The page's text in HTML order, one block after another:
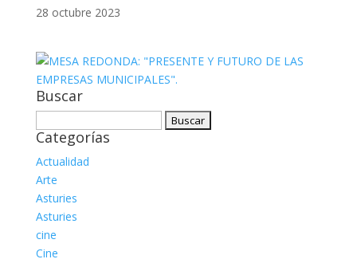
28 octubre 2023
Buscar
Categorías
Actualidad
Arte
Asturies
Asturies
cine
Cine